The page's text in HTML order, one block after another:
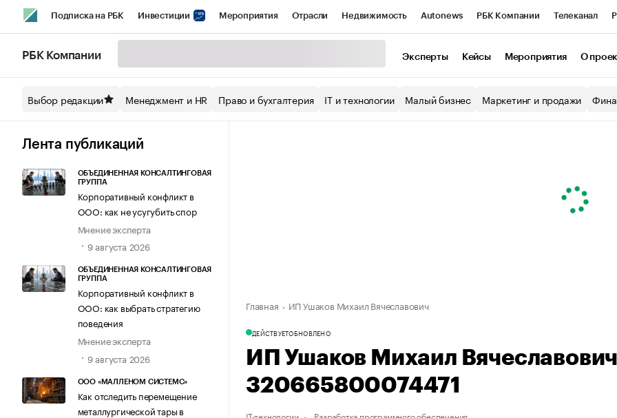
Подписка на РБК Инвестиции Мероприятия Отрасли Недвижимость Autonews РБК Компании Телеканал
Спецпроекты СПб Конференции СПб Спецпроекты Экономика Бизнес
Технологии и медиа
РБК Компании Эксперты Кейсы Мероприятия О
Выбор редакции Менеджмент и HR Право и бухгалтерия IT и технологии Малый бизнес Маркетинг и продажи
Лента публикаций
ОБЪЕДИНЕННАЯ КОНСАЛТИНГОВАЯ
ГРУППА
Корпоративный конфликт в
ООО: как не усугубить спор
Мнение эксперта
9 августа 2026
ОБЪЕДИНЕННАЯ КОНСАЛТИНГОВАЯ
ГРУППА
Корпоративный конфликт в
ООО: как выбрать стратегию
поведения
Мнение эксперта
9 августа 2026
ООО «МАЛЛЕНОМ СИСТЕМС»
Как отследить перемещение
металлургической тары в
Главная ИП Ушаков Михаил Вячеславович
ДЕЙСТВУЕТОБНОВЛЕНО
ИП Ушаков Михаил
320665800074471